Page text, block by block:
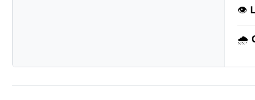
👁️
🌧️